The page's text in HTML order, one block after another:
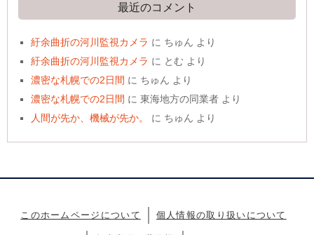
最近のコメント
紆余曲折の河川監視カメラ に ちゅん より
紆余曲折の河川監視カメラ に とむ より
濃密な札幌での2日間 に ちゅん より
濃密な札幌での2日間 に東海地方の同業者 より
人間が先か、機械が先か。
に ちゅん より
このホームページについて 個人情報の取り扱いについて